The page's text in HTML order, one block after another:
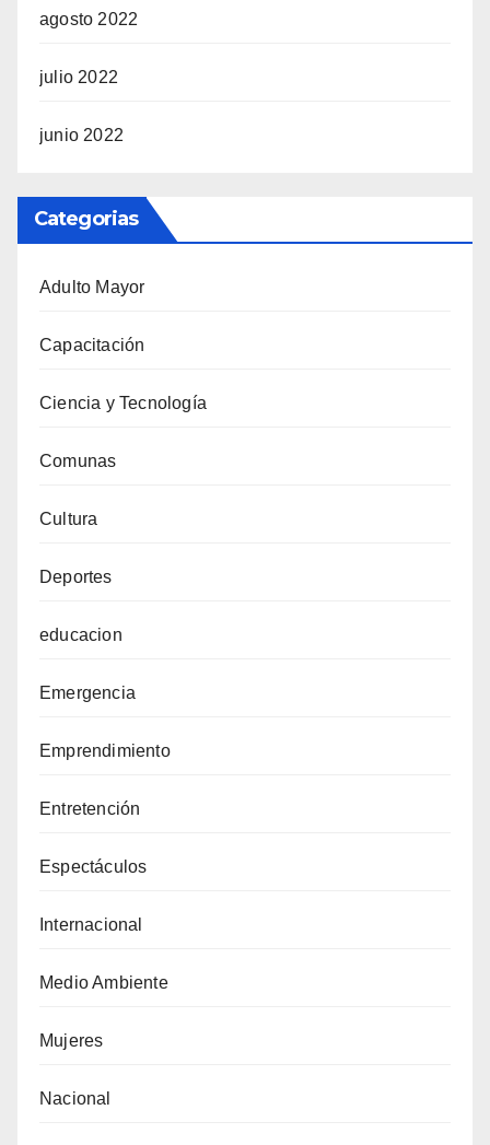
agosto 2022
julio 2022
junio 2022
Categorias
Adulto Mayor
Capacitación
Ciencia y Tecnología
Comunas
Cultura
Deportes
educacion
Emergencia
Emprendimiento
Entretención
Espectáculos
Internacional
Medio Ambiente
Mujeres
Nacional